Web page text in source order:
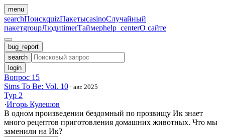
menu
searchПоискquizПакетыcasinoСлучайный
пакетgroupЛюдиtimerТаймерhelp_centerО сайте
bug_report
search
login
Вопрос 15
Sims To Be: Vol. 10 · авг. 2025
Тур 2
·Игорь Кулешов
В одном произведении бездомный по прозвищу Ик знает
много рецептов приготовления домашних животных. Что мы
заменили на Ик?